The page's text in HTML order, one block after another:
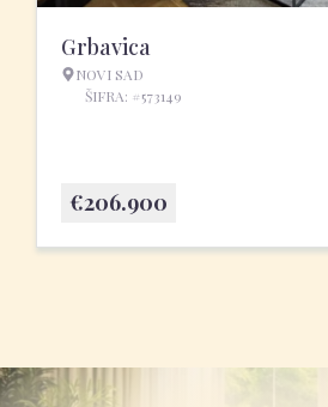
Grbavica
NOVI SAD
ŠIFRA: #573149
€206.900